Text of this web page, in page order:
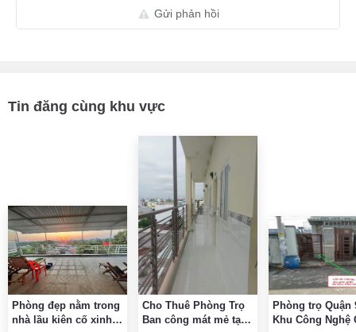
Gửi phản hồi
Tin đăng cùng khu vực
Phòng đẹp nằm trong
nhà lầu kiên cố xinh
Cho Thuê Phòng Trọ
Ban công mát mẻ tại
Phòng trọ Quận
Khu Công Nghệ